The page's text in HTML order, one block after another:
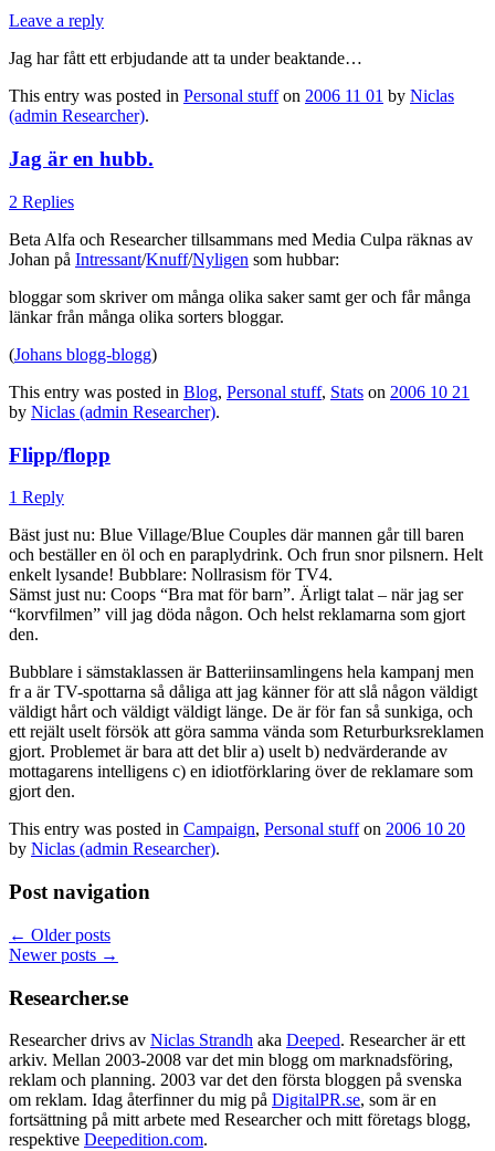
Leave a reply
Jag har fått ett erbjudande att ta under beaktande…
This entry was posted in Personal stuffon 2006 11 01 by Niclas
(admin Researcher).
Jag är en hubb.
2 Replies
Beta Alfa och Researcher tillsammans med Media Culpa räknas av
Johan på Intressant/Knuff/Nyligen som hubbar:
bloggar som skriver om många olika saker samt ger och får många
länkar från många olika sorters bloggar.
(Johans blogg-blogg)
This entry was posted in Blog, Personal stuff, Stats on 2006 10 21
by Niclas (admin Researcher).
Flipp/flopp
1 Reply
Bäst just nu: Blue Village/Blue Couples där mannen går till baren
och beställer en öl och en paraplydrink. Och frun snor pilsnern. Helt
enkelt lysande! Bubblare: Nollrasism för TV4.
Sämst just nu: Coops “Bra mat för barn”. Ärligt talat – när jag ser
“korvfilmen” vill jag döda någon. Och helst reklamarna som gjort
den.
Bubblare i sämstaklassen är Batteriinsamlingens hela kampanj men
fr a är TV-spottarna så dåliga att jag känner för att slå någon väldigt
väldigt hårt och väldigt väldigt länge. De är för fan så sunkiga, och
ett rejält uselt försök att göra samma vända som Returburksreklamen
gjort. Problemet är bara att det blir a) uselt b) nedvärderande av
mottagarens intelligens c) en idiotförklaring över de reklamare som
gjort den.
This entry was posted in Campaign, Personal stuffon 2006 10 20
by Niclas (admin Researcher).
Post navigation
← Older posts
Newer posts →
Researcher.se
Researcher drivs av Niclas Strandh aka Deeped. Researcher är ett
arkiv. Mellan 2003-2008 var det min blogg om marknadsföring,
reklam och planning. 2003 var det den första bloggen på svenska
om reklam. Idag återfinner du mig på DigitalPR.se, som är en
fortsättning på mitt arbete med Researcher och mitt företags blogg,
respektive Deepedition.com.